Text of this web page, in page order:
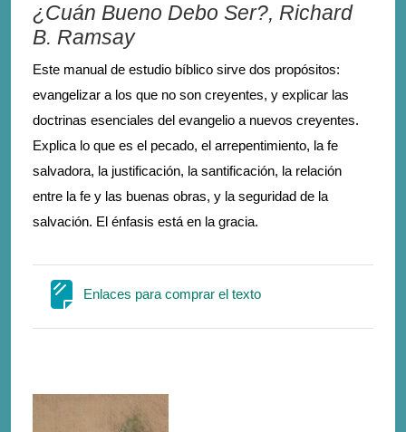
¿Cuán Bueno Debo Ser?, Richard
B. Ramsay
Este manual de estudio bíblico sirve dos propósitos:
evangelizar a los que no son creyentes, y explicar las
doctrinas esenciales del evangelio a nuevos creyentes.
Explica lo que es el pecado, el arrepentimiento, la fe
salvadora, la justificación, la santificación, la relación
entre la fe y las buenas obras, y la seguridad de la
salvación. El énfasis está en la gracia.
Enlaces para comprar el textoΣελίδα